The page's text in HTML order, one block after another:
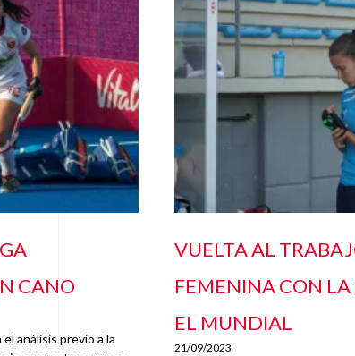
CANO
análisis previo a la
VUELTA AL
FEMENINA CON
EL MUNDIAL
21/09/2023